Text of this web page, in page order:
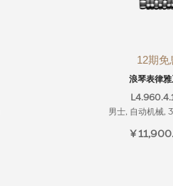
12期免
浪琴表律雅
男士, 自动机械,
¥